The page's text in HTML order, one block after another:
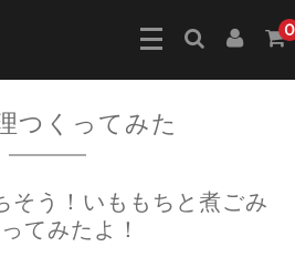
0
つくってみた
そう！いももちと煮ごみ
てみたよ！